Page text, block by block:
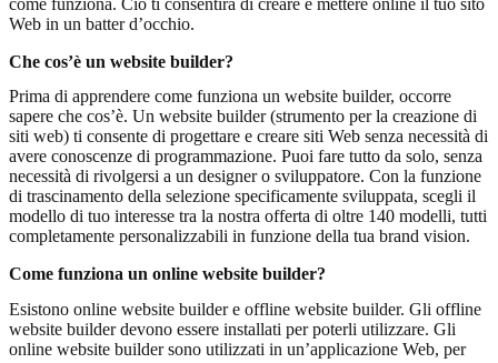
come funziona. Ciò ti consentirà di creare e mettere online il tuo sito
Web in un batter d’occhio.
Che cos’è un website builder?
Prima di apprendere come funziona un website builder, occorre
sapere che cos’è. Un website builder (strumento per la creazione di
siti web) ti consente di progettare e creare siti Web senza necessità di
avere conoscenze di programmazione. Puoi fare tutto da solo, senza
necessità di rivolgersi a un designer o sviluppatore. Con la funzione
di trascinamento della selezione specificamente sviluppata, scegli il
modello di tuo interesse tra la nostra offerta di oltre 140 modelli, tutti
completamente personalizzabili in funzione della tua brand vision.
Come funziona un online website builder?
Esistono online website builder e offline website builder. Gli offline
website builder devono essere installati per poterli utilizzare. Gli
online website builder sono utilizzati in un’applicazione Web, per